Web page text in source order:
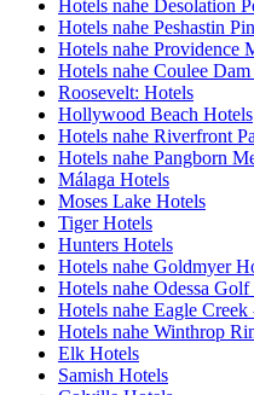
Hotels nahe Desolation
Hotels nahe Peshastin
Hotels nahe Providence
Hotels nahe Coulee
Roosevelt: Hotels
Hollywood Beach Hotels
Hotels nahe Riverfront
Hotels nahe Pangborn
Málaga Hotels
Moses Lake Hotels
Tiger Hotels
Hunters Hotels
Hotels nahe Goldmyer
Hotels nahe Odessa
Hotels nahe Eagle
Hotels nahe Winthrop
Elk Hotels
Samish Hotels